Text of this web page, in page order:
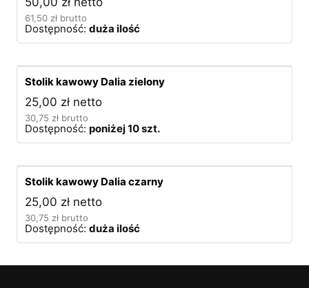
61,50 zł brutto
Dostępność: duża ilość
Stolik kawowy Dalia zielony
25,00 zł netto
30,75 zł brutto
Dostępność: poniżej 10 szt.
Stolik kawowy Dalia czarny
25,00 zł netto
30,75 zł brutto
Dostępność: duża ilość